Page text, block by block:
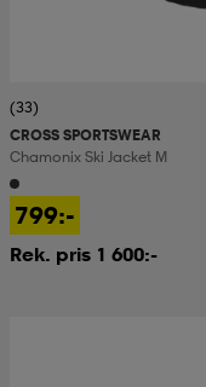
(33)
CROSS SPORTSWEAR
Chamonix Ski Jacket M
799:-
Rek. pris 1 600:-